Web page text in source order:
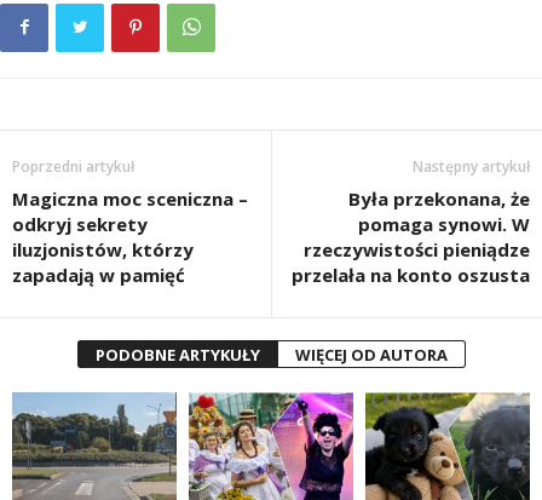
Poprzedni artykuł
Magiczna moc sceniczna –
odkryj sekrety
iluzjonistów, którzy
zapadają w pamięć
Następny artykuł
Była przekonana, że
pomaga synowi. W
rzeczywistości pieniądze
przelała na konto oszusta
PODOBNE ARTYKUŁY WIĘCEJ OD AUTORA